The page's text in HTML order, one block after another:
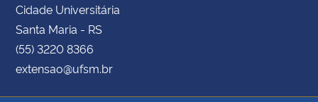
Cidade Universitária
Santa Maria - RS
(55) 3220 8366
extensao@ufsm.br